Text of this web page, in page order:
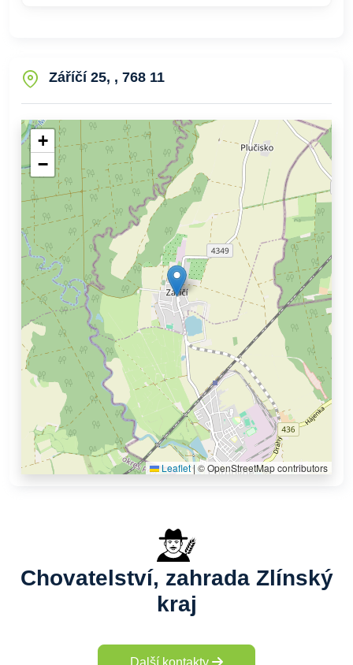
Záříčí 25, , 768 11
+
−
Leaflet| © OpenStreetMap contributors
Chovatelství, zahrada Zlínský
kraj
Další kontakty